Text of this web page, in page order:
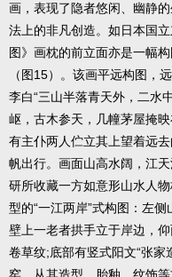
画，表现了隐者悠闲、幽静
法上的非凡创造。如日本国
图》画枕的前立面亦是一幅
（图15）。该画平远构图，
李白“三山半落青天外，二水
岖，古木参天，几幢茅屋掩
有主仆两人伫立其上望着远
帆出行。画面山高水阔，江
研所收藏一方如意形山水人
型的“一江两岸”式构图：左
壁上一老者拱手立于岸边，
卷草纹;底部有竖式阳文“张